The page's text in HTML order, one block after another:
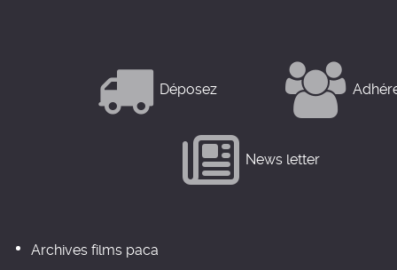
Déposez
News letter
Archives films paca